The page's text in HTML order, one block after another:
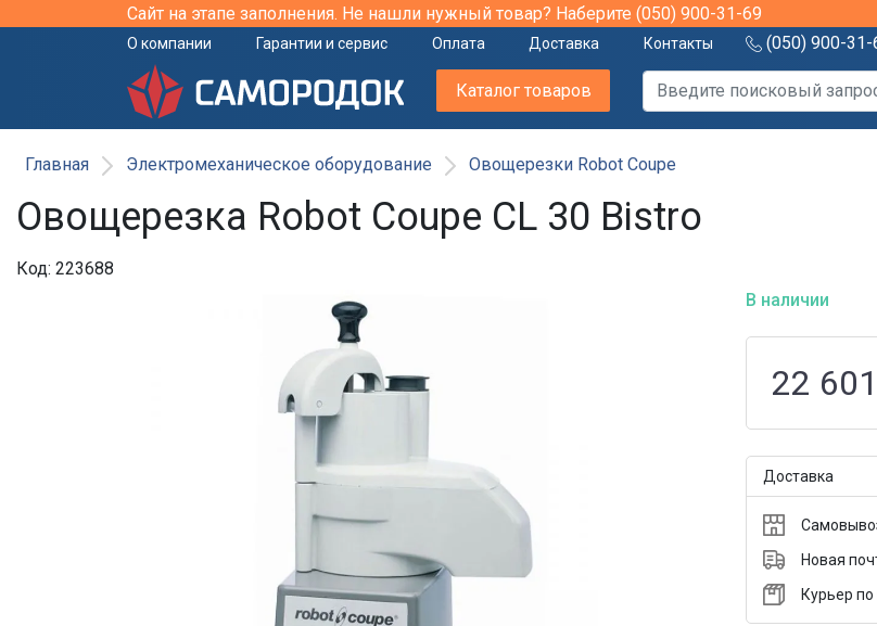
Сайт на этапе заполнения. Не нашли нужный товар? Наберите (050) 900-31-69
О компании Гарантии и сервис Оплата Доставка Контакты (050) 900-31-
Каталог товаров
Главная Электромеханическое оборудование Овощерезки Robot Coupe
Овощерезка Robot Coupe CL 30 Bistro
Код: 223688
В наличии
22 601
Доставка
Новая
Курьер